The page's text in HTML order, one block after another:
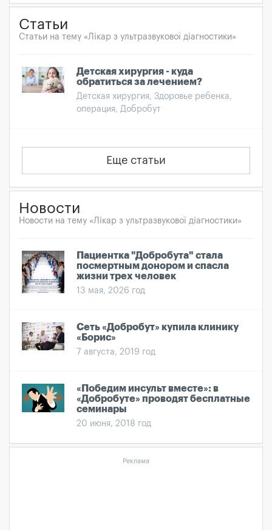
Статьи
Статьи на тему «Лікар з ультразвукової діагностики»
Детская хирургия - куда
обратиться за лечением?
Детская хирургия, Здоровье ребенка,
операция, Добробут
Еще статьи
Новости
Новости на тему «Лікар з ультразвукової діагностики»
Пациентка "Добробута" стала
посмертным донором и спасла
жизни трех человек
13 мая, 2026 год
Сеть «Добробут» купила клинику
«Борис»
7 августа, 2019 год
«Победим инсульт вместе»: в
«Добробуте» проводят бесплатные
семинары
20 июня, 2018 год
Реклама